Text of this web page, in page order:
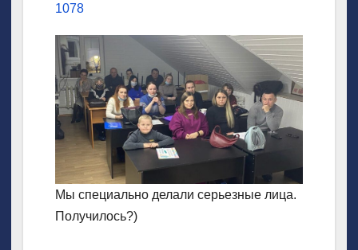
1078
Мы специально делали серьезные лица.
Получилось?)